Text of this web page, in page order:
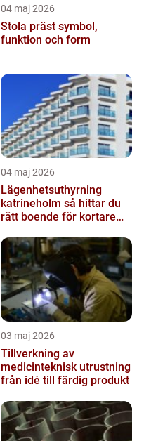
04 maj 2026
Stola präst symbol,
funktion och form
04 maj 2026
Lägenhetsuthyrning
katrineholm så hittar du
rätt boende för kortare
03 maj 2026
Tillverkning av
medicinteknisk utrustning
från idé till färdig produkt